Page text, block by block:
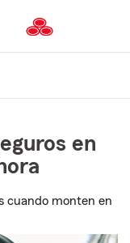
en
cuando monten en